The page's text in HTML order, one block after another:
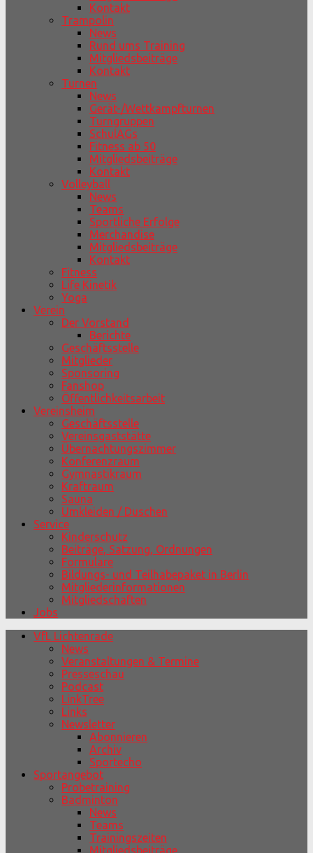
Kontakt
Trampolin
News
Rund ums Training
Mitgliedsbeiträge
Kontakt
Turnen
News
Gerät-/Wettkampfturnen
Turngruppen
SchulAGs
Fitness ab 50
Mitgliedsbeiträge
Kontakt
Volleyball
News
Teams
Sportliche Erfolge
Merchandise
Mitgliedsbeiträge
Kontakt
Fitness
Life Kinetik
Yoga
Verein
Der Vorstand
Berichte
Geschäftsstelle
Mitglieder
Sponsoring
Fanshop
Öffentlichkeitsarbeit
Vereinsheim
Geschäftsstelle
Vereinsgaststätte
Übernachtungszimmer
Konferenzraum
Gymnastikraum
Kraftraum
Sauna
Umkleiden / Duschen
Service
Kinderschutz
Beiträge, Satzung, Ordnungen
Formulare
Bildungs- und Teilhabepaket in Berlin
Mitgliederinformationen
Mitgliedschaften
Jobs
VfL Lichtenrade
News
Veranstaltungen & Termine
Presseschau
Podcast
LinkTree
Links
Newsletter
Abonnieren
Archiv
Sportecho
Sportangebot
Probetraining
Badminton
News
Teams
Trainingszeiten
Mitgliedsbeiträge